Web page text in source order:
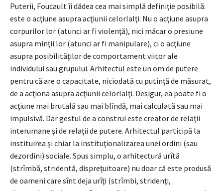
Puterii, Foucault îi dădea cea mai simplă definiţie posibilă:
este o acţiune asupra acţiunii celorlalţi. Nu o acţiune asupra
corpurilor lor (atunci ar fi violenţă), nici măcar o presiune
asupra minţii lor (atunci ar fi manipulare), ci o acţiune
asupra posibilităţilor de comportament viitor ale
individului sau grupului. Arhitectul este un om de putere
pentru că are o capacitate, niciodată cu putinţă de măsurat,
de a acţiona asupra acţiunii celorlalţi. Desigur, ea poate fi o
acţiune mai brutală sau mai blîndă, mai calculată sau mai
impulsivă. Dar gestul de a construi este creator de relaţii
interumane şi de relaţii de putere. Arhitectul participă la
instituirea şi chiar la instituţionalizarea unei ordini (sau
dezordini) sociale. Spus simplu, o arhitectură urîtă
(strîmbă, stridentă, dispreţuitoare) nu doar că este produsă
de oameni care sînt deja urîţi (strîmbi, stridenţi,